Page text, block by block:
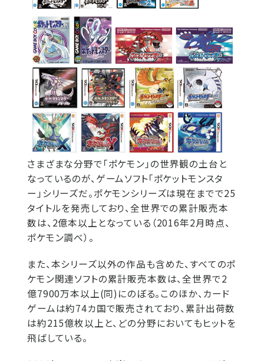
さまざまな分野で「ポケモン」の世界観の土台と
なっているのが、ゲームソフト「ポケットモンスタ
ー」シリーズだ。ポケモンシリーズは現在までで25
タイトルを発売しており、全世界での累計販売本
数は、2億本以上となっている（2016年2月時点、
ポケモン調べ）。
また、本シリーズ以外の作品も含めた、すべてのポ
ケモン関連ソフトの累計販売本数は、全世界で2
億7900万本以上(同)にのぼる。このほか、カード
ゲームは約74カ国で販売されており、累計出荷数
は約215億枚以上と、どの分野においてもヒットを
飛ばしている。